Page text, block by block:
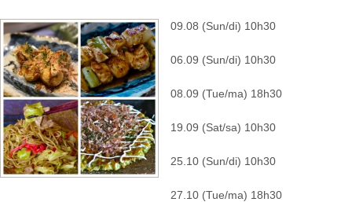
09.08 (Sun/di) 10h30
06.09 (Sun/di) 10h30
08.09 (Tue/ma) 18h30
19.09 (Sat/sa) 10h30
25.10 (Sun/di) 10h30
27.10 (Tue/ma) 18h30